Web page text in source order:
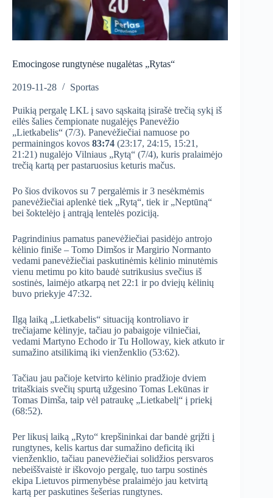
Emocingose rungtynėse nugalėtas „Rytas“
2019-11-28 Sportas
Puikią pergalę LKL į savo sąskaitą įsirašė trečią sykį iš
eilės šalies čempionate nugalėjęs Panevėžio
„Lietkabelis“ (7/3). Panevėžiečiai namuose po
permainingos kovos 83:74 (23:17, 24:15, 15:21,
21:21) nugalėjo Vilniaus „Rytą“ (7/4), kuris pralaimėjo
trečią kartą per pastaruosius keturis mačus.
Po šios dvikovos su 7 pergalėmis ir 3 nesėkmėmis
panevėžiečiai aplenkė tiek „Rytą“, tiek ir „Neptūną“
bei šoktelėjo į antrąją lentelės poziciją.
Pagrindinius pamatus panevėžiečiai pasidėjo antrojo
kėlinio finiše – Tomo Dimšos ir Margirio Normanto
vedami panevėžiečiai paskutinėmis kėlinio minutėmis
vienu metimu po kito baudė sutrikusius svečius iš
sostinės, laimėjo atkarpą net 22:1 ir po dviejų kėlinių
buvo priekyje 47:32.
Ilgą laiką „Lietkabelis“ situaciją kontroliavo ir
trečiajame kėlinyje, tačiau jo pabaigoje vilniečiai,
vedami Martyno Echodo ir Tu Holloway, kiek atkuto ir
sumažino atsilikimą iki vienženklio (53:62).
Tačiau jau pačioje ketvirto kėlinio pradžioje dviem
tritaškiais svečių spurtą užgesino Tomas Lekūnas ir
Tomas Dimša, taip vėl patraukę „Lietkabelį“ į priekį
(68:52).
Per likusį laiką „Ryto“ krepšininkai dar bandė grįžti į
rungtynes, kelis kartus dar sumažino deficitą iki
vienženklio, tačiau panevėžiečiai solidžios persvaros
nebeiššvaistė ir iškovojo pergalę, tuo tarpu sostinės
ekipa Lietuvos pirmenybėse pralaimėjo jau ketvirtą
kartą per paskutines šešerias rungtynes.